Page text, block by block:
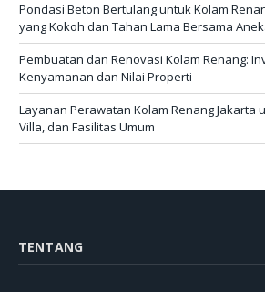
Pondasi Beton Bertulang untuk Kolam
yang Kokoh dan Tahan Lama Bersama
Pembuatan dan Renovasi Kolam Renang:
Kenyamanan dan Nilai Properti
Layanan Perawatan Kolam Renang Jakarta
Villa, dan Fasilitas Umum
TENTANG